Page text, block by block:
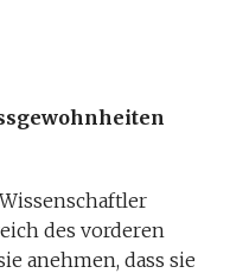
des vorderen
anehmen, dass sie